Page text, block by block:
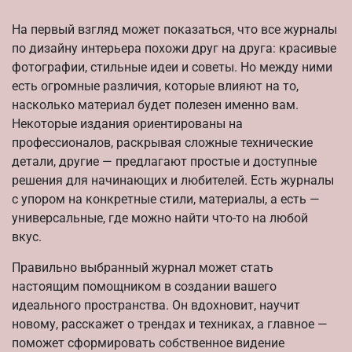
На первый взгляд может показаться, что все журналы
по дизайну интерьера похожи друг на друга: красивые
фотографии, стильные идеи и советы. Но между ними
есть огромные различия, которые влияют на то,
насколько материал будет полезен именно вам.
Некоторые издания ориентированы на
профессионалов, раскрывая сложные технические
детали, другие — предлагают простые и доступные
решения для начинающих и любителей. Есть журналы
с упором на конкретные стили, материалы, а есть —
универсальные, где можно найти что-то на любой
вкус.
Правильно выбранный журнал может стать
настоящим помощником в создании вашего
идеального пространства. Он вдохновит, научит
новому, расскажет о трендах и техниках, а главное —
поможет сформировать собственное видение